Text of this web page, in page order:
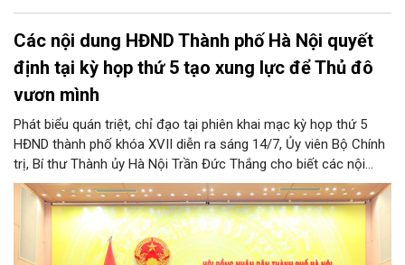
Các nội dung HĐND Thành phố Hà Nội quyết
định tại kỳ họp thứ 5 tạo xung lực để Thủ đô
vươn mình
Phát biểu quán triệt, chỉ đạo tại phiên khai mạc kỳ họp thứ 5
HĐND thành phố khóa XVII diễn ra sáng 14/7, Ủy viên Bộ Chính
trị, Bí thư Thành ủy Hà Nội Trần Đức Thắng cho biết các nội
dung được HĐND thành phố thảo luận, quyết định lần này có ý
quan trọng hướng tới 3 yêu cầu lớn. Cùng đó, các quyết sách
tại kỳ họp sẽ tạo xung lực để Thủ đô hoàn thành thắng lợi các
mục tiêu phát triển kinh tế - xã hội năm 2026; tạo lập nền tảng